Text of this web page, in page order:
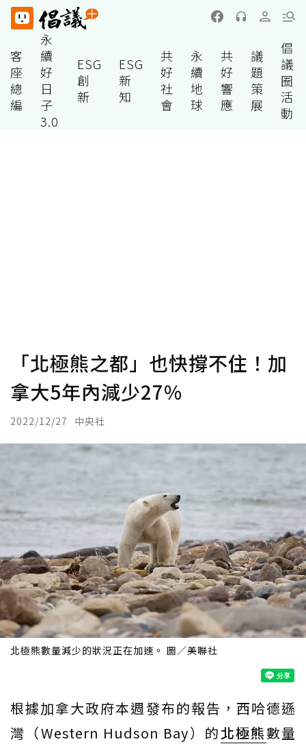
客
座
總
編
永
續
好
日
子
3.0
ESG
創
新
ESG
新
知
共
好
社
會
永
續
地
球
共
好
響
應
議
題
策
展
倡
議
圈
活
動
「北極熊之都」也快撐不住！加
拿大5年內減少27%
2022/12/27 中央社
北極熊數量減少的狀況正在加速。 圖／美聯社
根據加拿大政府本週發布的報告，西哈德遜
灣（Western Hudson Bay）的北極熊數量